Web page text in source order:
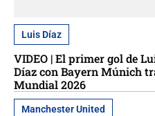
Luis Díaz
VIDEO | El primer gol de
Díaz con Bayern Múnich
Mundial 2026
Manchester United